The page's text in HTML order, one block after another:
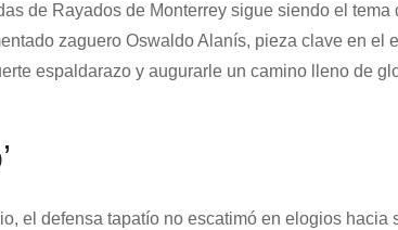
de Rayados de Monterrey sigue siendo el tema
zaguero Oswaldo Alanís, pieza clave en el
espaldarazo y augurarle un camino lleno de
el defensa tapatío no escatimó en elogios hacia